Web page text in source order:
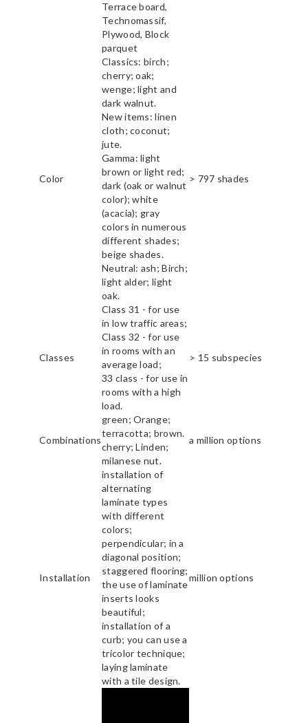
Terrace board,
Technomassif,
Plywood, Block
parquet
Color
Classics: birch;
cherry; oak;
wenge; light and
dark walnut.
New items: linen
cloth; coconut;
jute.
Gamma: light
brown or light red;
dark (oak or walnut
color); white
(acacia); gray
colors in numerous
different shades;
beige shades.
Neutral: ash; Birch;
light alder; light
oak.
> 797 shades
Classes
Class 31 - for use
in low traffic areas;
Class 32 - for use
in rooms with an
average load;
33 class - for use in
rooms with a high
load.
> 15 subspecies
Combinations
green; Orange;
terracotta; brown.
cherry; Linden;
milanese nut.
a million options
Installation
installation of
alternating
laminate types
with different
colors;
perpendicular; in a
diagonal position;
staggered flooring;
the use of laminate
inserts looks
beautiful;
installation of a
curb; you can use a
tricolor technique;
laying laminate
with a tile design.
million options